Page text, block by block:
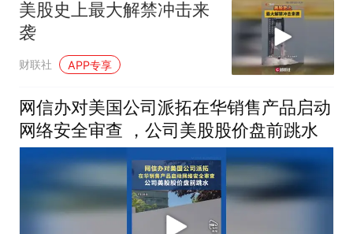
美股史上最大解禁冲击来
袭
财联社 APP专享
网信办对美国公司派拓在华销售产品启动
网络安全审查 ，公司美股股价盘前跳水